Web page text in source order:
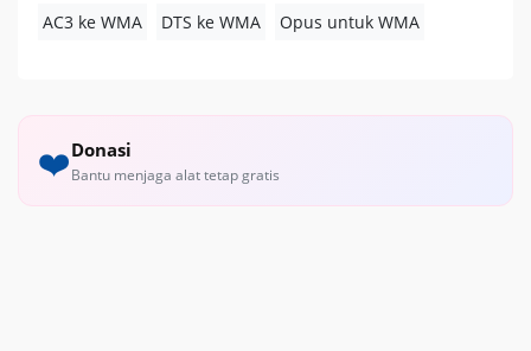
AC3 ke WMA
DTS ke WMA Opus untuk WMA
❤️Donasi
Bantu menjaga alat tetap gratis